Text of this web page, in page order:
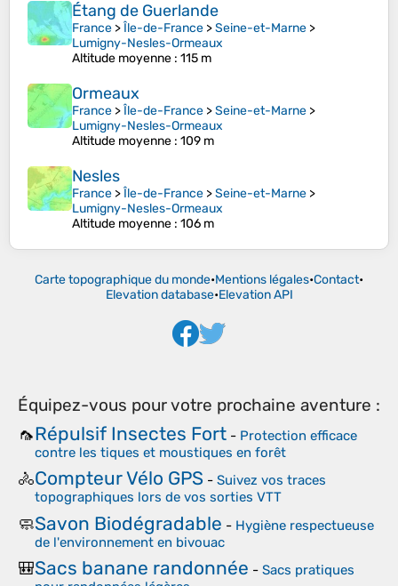
Étang de Guerlande
France >Île-de-France >Seine-et-Marne >
Lumigny-Nesles-Ormeaux
Altitude moyenne : 115 m
Ormeaux
France >Île-de-France >Seine-et-Marne >
Lumigny-Nesles-Ormeaux
Altitude moyenne : 109 m
Nesles
France >Île-de-France >Seine-et-Marne >
Lumigny-Nesles-Ormeaux
Altitude moyenne : 106 m
Carte topographique du monde•Mentions légales•Contact•
Elevation database•Elevation API
Équipez-vous pour votre prochaine aventure :
🦟Répulsif Insectes Fort - Protection efficace
contre les tiques et moustiques en forêt
🚴Compteur Vélo GPS - Suivez vos traces
topographiques lors de vos sorties VTT
🧼Savon Biodégradable - Hygiène respectueuse
de l'environnement en bivouac
🎒Sacs banane randonnée - Sacs pratiques